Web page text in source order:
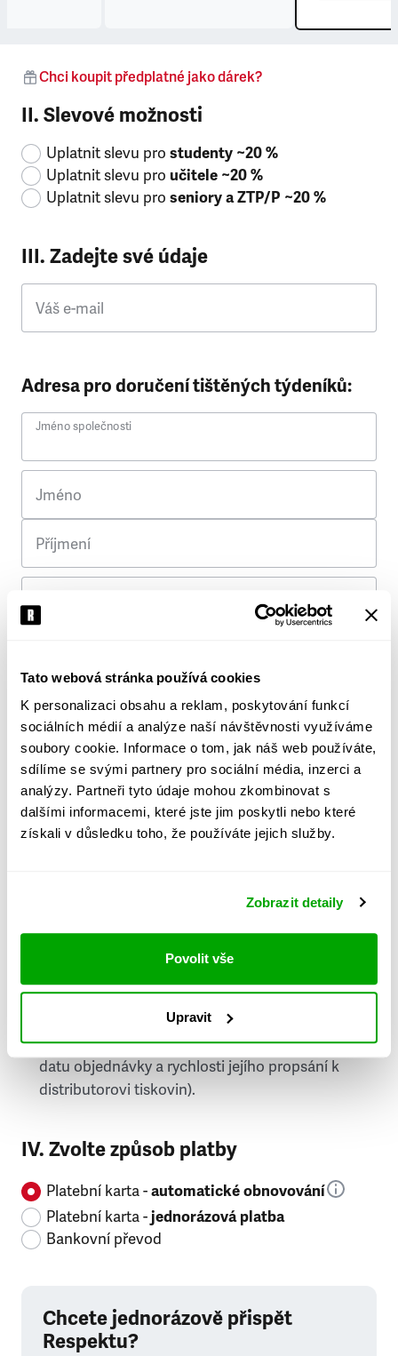
Tato webová stránka používá cookies
K personalizaci obsahu a reklam, poskytování funkcí
sociálních médií a analýze naší návštěvnosti využíváme
soubory cookie. Informace o tom, jak náš web používáte,
sdílíme se svými partnery pro sociální média, inzerci a
analýzy. Partneři tyto údaje mohou zkombinovat s
dalšími informacemi, které jste jim poskytli nebo které
získali v důsledku toho, že používáte jejich služby.
Zobrazit detaily
Povolit vše
Upravit
Chci koupit předplatné jako dárek?
II. Slevové možnosti
Uplatnit slevu pro studenty ~20 %
Uplatnit slevu pro učitele ~20 %
Uplatnit slevu pro seniory a ZTP/P ~20 %
III. Zadejte své údaje
Váš e-mail
Adresa pro doručení tištěných týdeníků:
Jméno společnosti
Jméno
Příjmení
Ulice
Město
PSČ
Stát
doručování týdeníku Respekt v tištěné verzi, na
první vydání ve vaší schránce se můžete těšit
příští, nejpozději přespříští týden (v závislosti na
datu objednávky a rychlosti jejího propsání k
distributorovi tiskovin).
IV. Zvolte způsob platby
Platební karta -automatické obnovování
Platební karta -jednorázová platba
Bankovní převod
Chcete jednorázově přispět
Respektu?